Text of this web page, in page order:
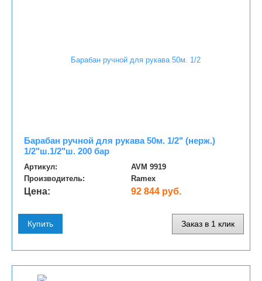
Барабан ручной для рукава 50м. 1/2" (нерж.)
1/2"ш.1/2"ш. 200 бар
Артикул:
AVM 9919
Производитель:
Ramex
Цена: 92 844 руб.
Купить Заказ в 1 клик